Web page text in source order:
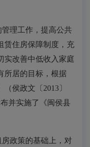
理工作，提高公共
赁住房保障制度，充
实改善中低收入家庭
所居的目标，根据
（侯政文〔 2013〕
并实施了
《闽侯县
政策的基础上， 对